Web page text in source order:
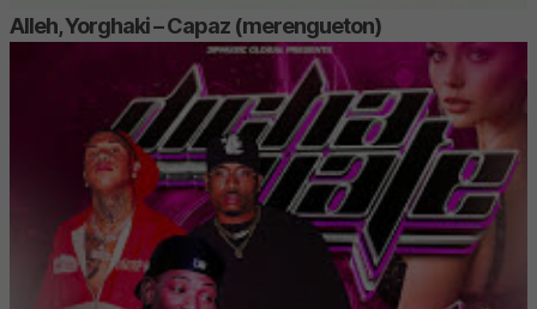
Alleh, Yorghaki – Capaz (merengueton)